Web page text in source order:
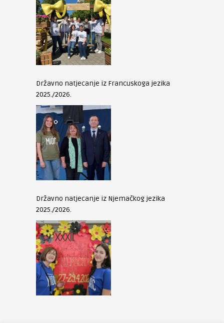
Državno natjecanje iz Francuskoga jezika
2025./2026.
Državno natjecanje iz Njemačkog jezika
2025./2026.